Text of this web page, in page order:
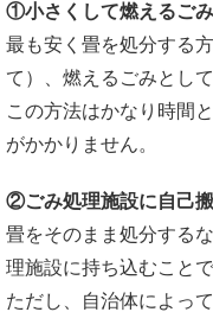
①小さくして燃えるご
最も安く畳を処分する
て）、燃えるごみとし
この方法はかなり時間
がかかりません。
②ごみ処理施設に自己
畳をそのまま処分する
理施設に持ち込むこと
ただし、自治体によっ